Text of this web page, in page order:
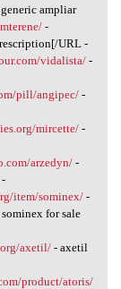
ampliar
-
URL -
vidalista/-
pill/angipec/-
mircette/-
arzedyn/-
item/sominex/-
for sale
axetil/- axetil
product/atoris/